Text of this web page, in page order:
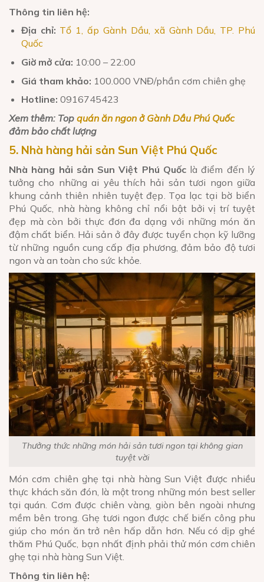
Thông tin liên hệ:
Địa chỉ: Tổ 1, ấp Gành Dầu, xã Gành Dầu, TP. Phú
Quốc
Giờ mở cửa: 10:00 – 22:00
Giá tham khảo: 100.000 VNĐ/phần cơm chiên ghẹ
Hotline: 0916745423
Xem thêm: Top quán ăn ngon ở Gành Dầu Phú Quốc
đảm bảo chất lượng
5. Nhà hàng hải sản Sun Việt Phú Quốc
Nhà hàng hải sản Sun Việt Phú Quốclà điểm đến lý
tưởng cho những ai yêu thích hải sản tươi ngon giữa
khung cảnh thiên nhiên tuyệt đẹp. Tọa lạc tại bờ biển
Phú Quốc, nhà hàng không chỉ nổi bật bởi vị trí tuyệt
đẹp mà còn bởi thực đơn đa dạng với những món ăn
đậm chất biển. Hải sản ở đây được tuyển chọn kỹ lưỡng
từ những nguồn cung cấp địa phương, đảm bảo độ tươi
ngon và an toàn cho sức khỏe.
Thưởng thức những món hải sản tươi ngon tại không gian
tuyệt vời
Món cơm chiên ghẹ tại nhà hàng Sun Việt được nhiều
thực khách săn đón, là một trong những món best seller
tại quán. Cơm được chiên vàng, giòn bên ngoài nhưng
mềm bên trong. Ghẹ tươi ngon được chế biến công phu
giúp cho món ăn trở nên hấp dẫn hơn. Nếu có dịp ghé
thăm Phú Quốc, bạn nhất định phải thử món cơm chiên
ghẹ tại nhà hàng Sun Việt.
Thông tin liên hệ: